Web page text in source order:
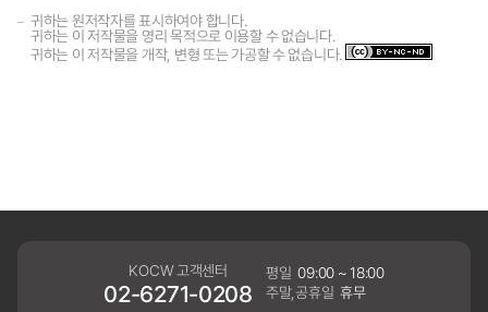
귀하는 원저작자를 표시하여야 합니다.
귀하는 이 저작물을 영리 목적으로 이용할 수 없습니다.
귀하는 이 저작물을 개작, 변형 또는 가공할 수 없습니다.
KOCW 고객센터
02-6271-0208
평일 09:00 ~ 18:00
주말,공휴일 휴무